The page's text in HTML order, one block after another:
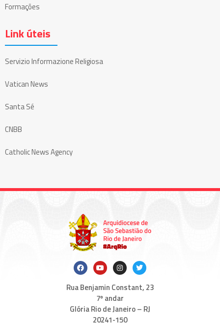
Formações
Link úteis
Servizio Informazione Religiosa
Vatican News
Santa Sé
CNBB
Catholic News Agency
Rua Benjamin Constant, 23
7º andar
Glória Rio de Janeiro – RJ
20241-150